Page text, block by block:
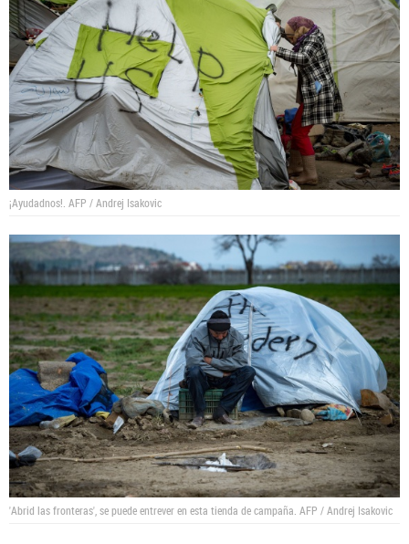
¡Ayudadnos!. AFP / Andrej Isakovic
'Abrid las fronteras', se puede entrever en esta tienda de campaña. AFP / Andrej Isakovic